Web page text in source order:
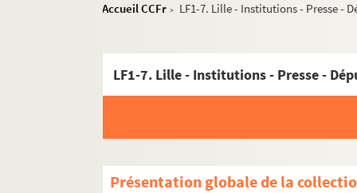
Accueil CCFr > LF1-7. Lille - Institutions - Presse -
LF1-7. Lille - Institutions - Presse -
Présentation globale de la